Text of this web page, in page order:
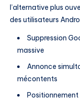
l’alternative plus
des utilisateurs
Suppression
massive
Annonce
mécontents